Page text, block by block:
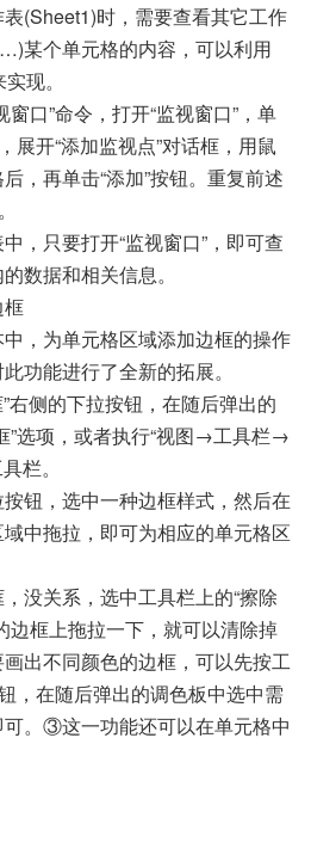
(Sheet1)时，需要查看其它工作
某个单元格的内容，可以利用
现。
口”命令，打开“监视窗口”，单
展开“添加监视点”对话框，用鼠
，再单击“添加”按钮。重复前述
，只要打开“监视窗口”，即可查
数据和相关信息。
框
，为单元格区域添加边框的操作
功能进行了全新的拓展。
右侧的下拉按钮，在随后弹出的
”选项，或者执行“视图→工具栏→
栏。
钮，选中一种边框样式，然后在
中拖拉，即可为相应的单元格区
没关系，选中工具栏上的“擦除
边框上拖拉一下，就可以清除掉
出不同颜色的边框，可以先按工
，在随后弹出的调色板中选中需
。③这一功能还可以在单元格中